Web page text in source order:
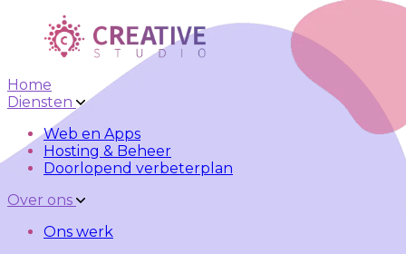
Skip to main content Skip to navigation
Home
Diensten
Web en Apps
Hosting & Beheer
Doorlopend verbeterplan
Over ons
Ons werk